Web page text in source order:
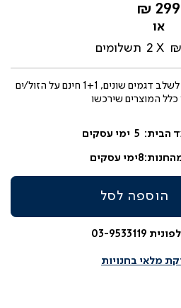
החל
מ-
299 ₪
2 תשלומים
11/09/2026, ניתן לשלב דגמים שונים, 1+1 חינם על הזול/ים
כלל המוצרים שירכשו
הבית: 5 ימי עסקים
8ימי עסקים
הוספה לסל
9533119
מלאי בחנויות